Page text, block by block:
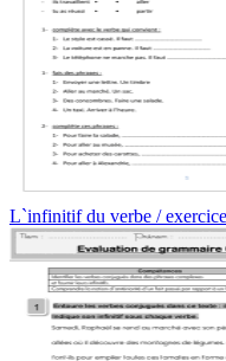
L`infinitif du verbe /